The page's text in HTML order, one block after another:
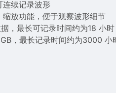
连续记录波形
放功能，便于观察波形细节
，最长可记录时间约为18 小时
，最长记录时间约为3000 小